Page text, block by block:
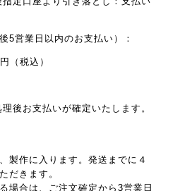
5営業日以内のお支払い）：
（税込）
後お支払いが確定いたします。
製作に入ります。発送までに４
だきます。
場合は、ご注文確定から3営業日